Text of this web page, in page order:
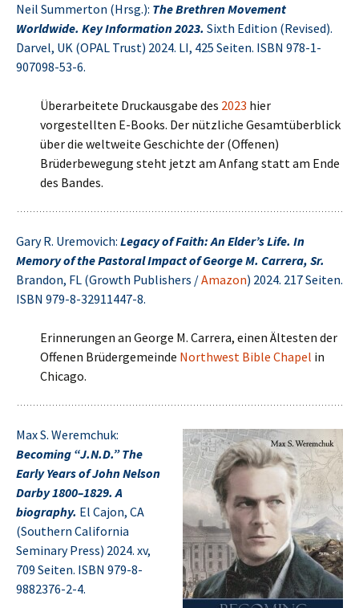
Neil Summerton (Hrsg.): The Brethren Movement
Worldwide. Key Information 2023. Sixth Edition (Revised).
Darvel, UK (OPAL Trust) 2024. LI, 425 Seiten. ISBN 978-1-
907098-53-6.
Überarbeitete Druckausgabe des 2023 hier
vorgestellten E-Books. Der nützliche Gesamtüberblick
über die weltweite Geschichte der (Offenen)
Brüderbewegung steht jetzt am Anfang statt am Ende
des Bandes.
Gary R. Uremovich: Legacy of Faith: An Elder’s Life. In
Memory of the Pastoral Impact of George M. Carrera, Sr.
Brandon, FL (Growth Publishers /Amazon) 2024. 217 Seiten.
ISBN 979-8-32911447-8.
Erinnerungen an George M. Carrera, einen Ältesten der
Offenen Brüdergemeinde North­west Bible Chapel in
Chicago.
Max S. Weremchuk:
Becoming “J.N.D.” The
Early Years of John Nelson
Darby 1800–1829. A
biography. El Cajon, CA
(Southern California
Seminary Press) 2024. xv,
709 Seiten. ISBN 979-8-
9882376-2-4.